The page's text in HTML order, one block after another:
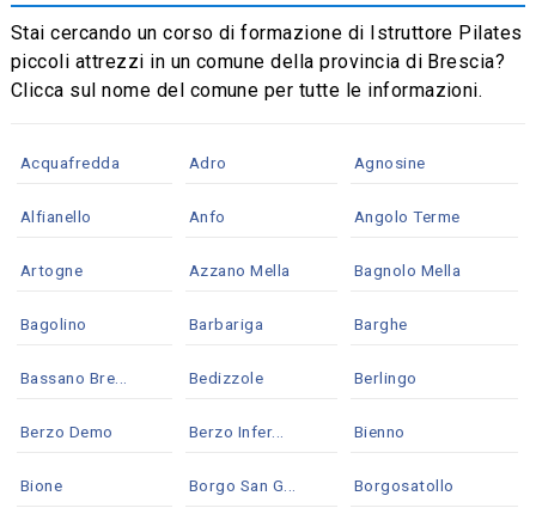
Stai cercando un corso di formazione di Istruttore Pilates
piccoli attrezzi in un comune della provincia di Brescia?
Clicca sul nome del comune per tutte le informazioni.
Acquafredda Adro Agnosine
Alfianello Anfo Angolo Terme
Artogne Azzano Mella Bagnolo Mella
Bagolino Barbariga Barghe
Bassano Bre... Bedizzole Berlingo
Berzo Demo Berzo Infer... Bienno
Bione Borgo San G... Borgosatollo